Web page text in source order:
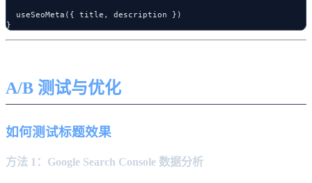
  useSeoMeta({ title, description })
A/B 测试与优化
如何测试标题效果
方法 1：Google Search Console 数据分析